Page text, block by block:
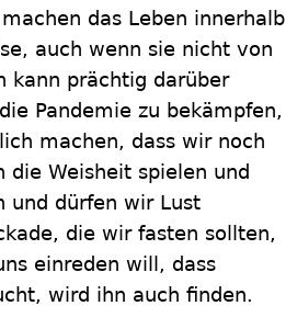
das Leben innerhalb
auch wenn sie nicht von
kann prächtig darüber
Pandemie zu bekämpfen,
machen, dass wir noch
die Weisheit spielen und
und dürfen wir Lust
die wir fasten sollten,
einreden will, dass
wird ihn auch finden.